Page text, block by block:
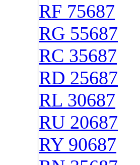
RF 75687
RG 55687
RC 35687
RD 25687
RL 30687
RU 20687
RY 90687